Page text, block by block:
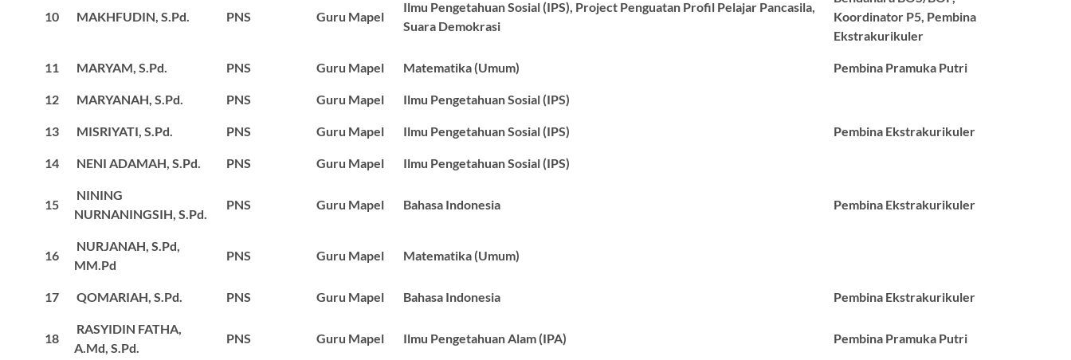
10 MAKHFUDIN, S.Pd. PNS Guru Mapel
Ilmu Pengetahuan Sosial (IPS), Project Penguatan Profil Pelajar Pancasila,
Suara Demokrasi
Koordinator P5, Pembina
Ekstrakurikuler
11 MARYAM, S.Pd. PNS Guru Mapel Matematika (Umum) Pembina Pramuka Putri
12 MARYANAH, S.Pd. PNS Guru Mapel Ilmu Pengetahuan Sosial (IPS)
13 MISRIYATI, S.Pd. PNS Guru Mapel Ilmu Pengetahuan Sosial (IPS) Pembina Ekstrakurikuler
14 NENI ADAMAH, S.Pd. PNS Guru Mapel Ilmu Pengetahuan Sosial (IPS)
15
NINING
NURNANINGSIH, S.Pd.
PNS Guru Mapel Bahasa Indonesia Pembina Ekstrakurikuler
16
NURJANAH, S.Pd,
MM.Pd
PNS Guru Mapel Matematika (Umum)
17 QOMARIAH, S.Pd. PNS Guru Mapel Bahasa Indonesia Pembina Ekstrakurikuler
18
RASYIDIN FATHA,
A.Md, S.Pd.
PNS Guru Mapel Ilmu Pengetahuan Alam (IPA) Pembina Pramuka Putri